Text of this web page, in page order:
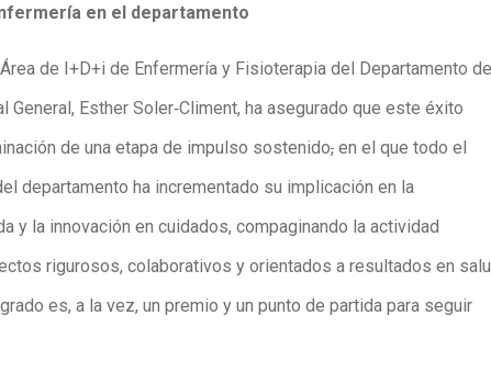
en el departamento
de I+D+i de Enfermería y Fisioterapia del Departamento de
General, Esther Soler‑Climent, ha asegurado que este éxito
de una etapa de impulso sostenido,en el que todo el
departamento ha incrementado su implicación en la
y la innovación en cuidados, compaginando la actividad
rigurosos, colaborativos y orientados a resultados en
es, a la vez, un premio y un punto de partida para seguir